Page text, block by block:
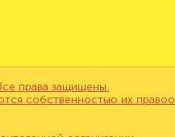
права защищены.
собственностью их